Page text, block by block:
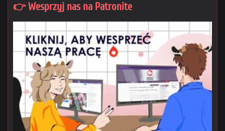
👉 Wesprzyj nas na Patronite